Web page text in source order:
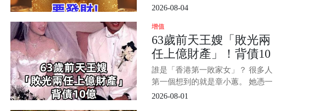
友從此擺脫緊巴巴日子，下半年暗
實力終於派上用場，眼光獨到一抓
就中大財，旁人看不懂的商機你隨
手就撿到金山！橫財一波接一波從
四面八方湧來，舊合作送上大分
紅，意外驚
2026-08-04
增值
63歲前天王嫂「敗光兩
任上億財產」！背債10
億「45歲復出拍海片」
近況令人咋舌...
誰是「香港第一敗家女」？ 很多人
第一個想到的就是章小蕙。 她憑一
己之力讓兩任億萬富豪破產，自己
2026-08-01